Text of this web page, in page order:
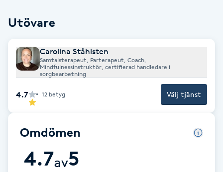
Brynplockning
Bröllopsuppsättning
Celluliter
Utövare
Carolina Ståhlsten
Samtalsterapeut, Parterapeut, Coach,
Mindfulnessinstruktör, certifierad handledare i
sorgbearbetning
4.7 12 betyg Välj tjänst
Omdömen
4.7av5